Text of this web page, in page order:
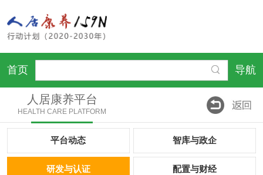
首页 导航
人居康养平台
HEALTH CARE PLATFORM
平台动态 智库与政企
研发与认证 配置与财经